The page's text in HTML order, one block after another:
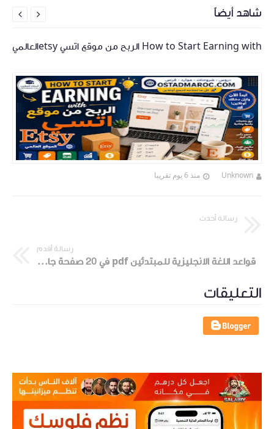
شاهد أيضاً
How to Start Earning with الربح من موقع اتسي etsyالعالمي
Unknown منذ 6 يوم تقريبا


رسالة أحدث
رسالة أقدم
قواعد اللغة الانجليزية للمبتدئين pdf في 20 صفحة جاهزة للتحميل english -rules
التعليقات